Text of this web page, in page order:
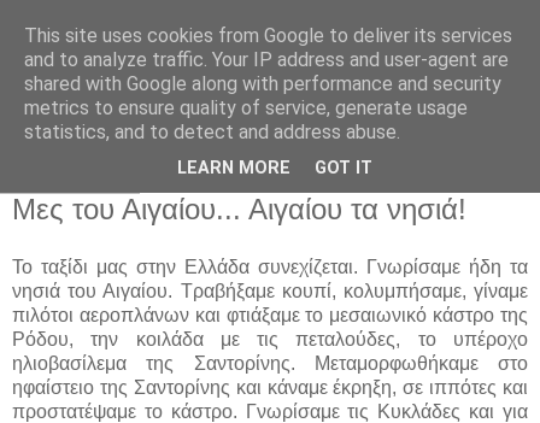
Παιδικός Σταθμός-
Νηπιαγωγείο "ΔΕΛΑΣΑΛ"
Μες του Αιγαίου... Αιγαίου τα νησιά!
Το ταξίδι μας στην Ελλάδα συνεχίζεται. Γνωρίσαμε ήδη τα
νησιά του Αιγαίου. Τραβήξαμε κουπί, κολυμπήσαμε, γίναμε
πιλότοι αεροπλάνων και φτιάξαμε το μεσαιωνικό κάστρο της
Ρόδου, την κοιλάδα με τις πεταλούδες, το υπέροχο
ηλιοβασίλεμα της Σαντορίνης. Μεταμορφωθήκαμε στο
ηφαίστειο της Σαντορίνης και κάναμε έκρηξη, σε ιππότες και
προστατέψαμε το κάστρο. Γνωρίσαμε τις Κυκλάδες και για
This site uses cookies from Google to deliver its services
and to analyze traffic. Your IP address and user-agent are
shared with Google along with performance and security
metrics to ensure quality of service, generate usage
statistics, and to detect and address abuse.
LEARN MORE GOT IT